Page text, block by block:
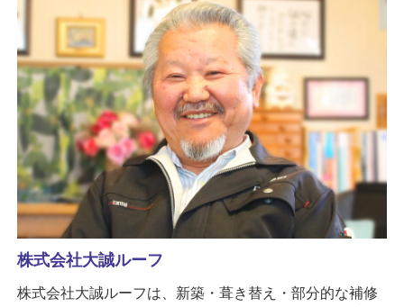
株式会社大誠ルーフ
株式会社大誠ルーフは、新築・葺き替え・部分的な補修